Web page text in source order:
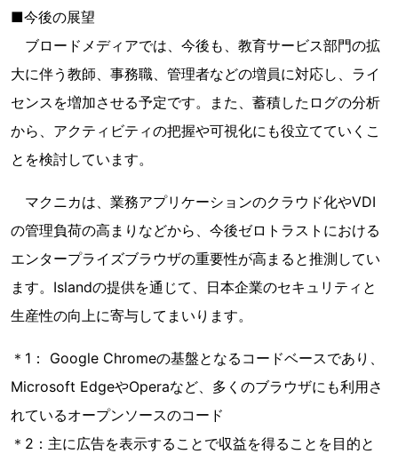
■今後の展望
ブロードメディアでは、今後も、教育サービス部門の拡
大に伴う教師、事務職、管理者などの増員に対応し、ライ
センスを増加させる予定です。また、蓄積したログの分析
から、アクティビティの把握や可視化にも役立てていくこ
とを検討しています。
マクニカは、業務アプリケーションのクラウド化やVDI
の管理負荷の高まりなどから、今後ゼロトラストにおける
エンタープライズブラウザの重要性が高まると推測してい
ます。Islandの提供を通じて、日本企業のセキュリティと
生産性の向上に寄与してまいります。
＊1： Google Chromeの基盤となるコードベースであり、
Microsoft EdgeやOperaなど、多くのブラウザにも利用さ
れているオープンソースのコード
＊2：主に広告を表示することで収益を得ることを目的と